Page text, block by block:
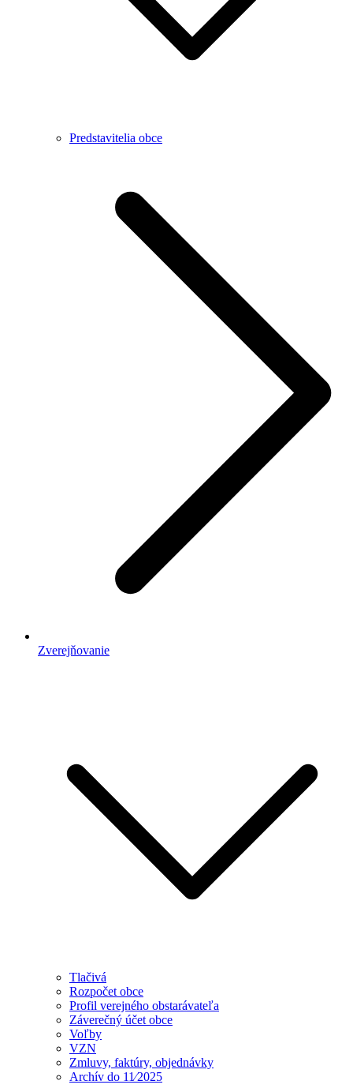
Predstavitelia obce
Zverejňovanie
Tlačivá
Rozpočet obce
Profil verejného obstarávateľa
Záverečný účet obce
Voľby
VZN
Zmluvy, faktúry, objednávky
Archív do 11⁄2025